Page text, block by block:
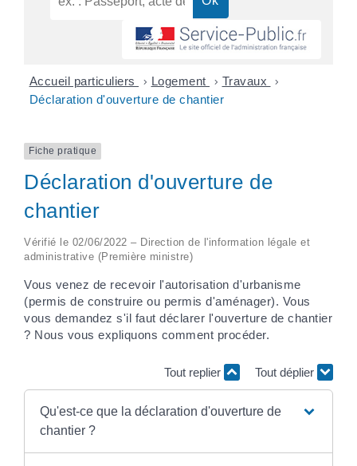
Accueil particuliers > Logement > Travaux >
Déclaration d'ouverture de chantier
Fiche pratique
Déclaration d'ouverture de
chantier
Vérifié le 02/06/2022 – Direction de l'information légale et
administrative (Première ministre)
Vous venez de recevoir l'autorisation d'urbanisme
(permis de construire ou permis d'aménager). Vous
vous demandez s'il faut déclarer l'ouverture de chantier
? Nous vous expliquons comment procéder.
Tout replier Tout déplier
Qu'est-ce que la déclaration d'ouverture de
chantier ?